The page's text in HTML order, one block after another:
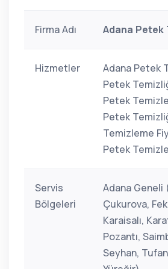
Firma Adı Adana Petek
Hizmetler
Adana Petek
Petek
Petek
Petek
Temizleme
Petek
Servis
Bölgeleri
Adana Geneli
Çukurova,
Karaisalı,
Pozantı,
Seyhan,